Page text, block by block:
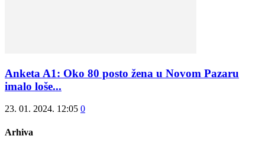
Anketa A1: Oko 80 posto žena u Novom Pazaru
imalo loše...
23. 01. 2024. 12:05 0
Arhiva